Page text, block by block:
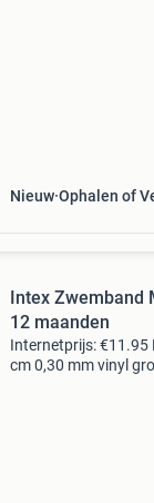
Nieuw Ophalen of
Intex Zwemband
12 maanden
Internetprijs: €11.95
cm 0,30 mm vinyl